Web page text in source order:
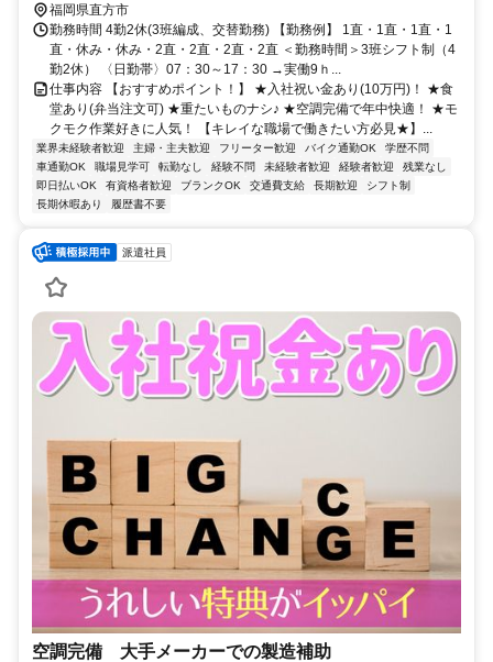
福岡県直方市
勤務時間 4勤2休(3班編成、交替勤務) 【勤務例】 1直・1直・1直・1
直・休み・休み・2直・2直・2直・2直 ＜勤務時間＞3班シフト制（4
勤2休） 〈日勤帯〉07：30～17：30 →実働9ｈ...
仕事内容 【おすすめポイント！】 ★入社祝い金あり(10万円)！ ★食
堂あり(弁当注文可) ★重たいものナシ♪ ★空調完備で年中快適！ ★モ
クモク作業好きに人気！ 【キレイな職場で働きたい方必見★】...
業界未経験者歓迎 主婦・主夫歓迎 フリーター歓迎 バイク通勤OK
学歴不問
車通勤OK
職場見学可 転勤なし 経験不問 未経験者歓迎 経験者歓迎
残業なし
即日払いOK
有資格者歓迎 ブランクOK 交通費支給 長期歓迎
シフト制
長期休暇あり
履歴書不要
派遣社員
空調完備 大手メーカーでの製造補助